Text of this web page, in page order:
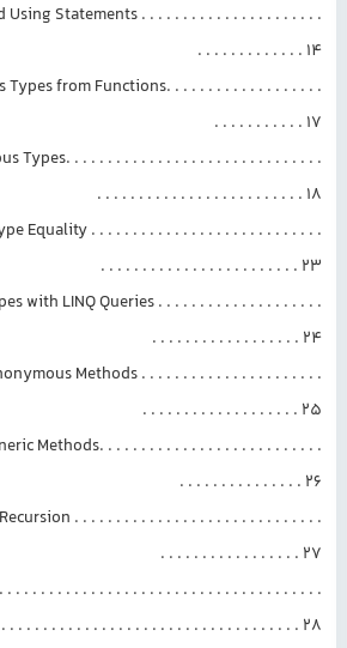
Statements . . . . . . . . . . . . . . . . . . . . . .
. . . . . . . . . . . . . 14
from Functions. . . . . . . . . . . . . . . . . . .
. . . . . . . . . . . 17
Types. . . . . . . . . . . . . . . . . . . . . . . . . . . . . . .
. . . . . . . . . . . . . . . . . . . . . . . . . 18
Equality . . . . . . . . . . . . . . . . . . . . . . . . . . . .
. . . . . . . . . . . . . . . . . . . . . . . . 23
with LINQ Queries . . . . . . . . . . . . . . . . . . . .
. . . . . . . . . . . . . . . . . . 24
Methods . . . . . . . . . . . . . . . . . . . . . .
. . . . . . . . . . . . . . . . . . . 25
Methods. . . . . . . . . . . . . . . . . . . . . . . . . . .
. . . . . . . . . . . . . . . 26
. . . . . . . . . . . . . . . . . . . . . . . . . . . . . .
. . . . . . . . . . . . . . . . . 27
. . . . . . . . . . . . . . . . . . . . . . . . . . . . . . . . . . . . .
. . . . . . . . . . . . . . . . . . . . . . . . . . . . . . . . . . . . 28